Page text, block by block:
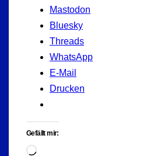
Mastodon
Bluesky
Threads
WhatsApp
E-Mail
Drucken
Gefällt mir:
Wird